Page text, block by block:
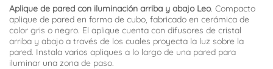
Aplique de pared con iluminación arriba y abajo Leo. Compacto
aplique de pared en forma de cubo, fabricado en cerámica de
color gris o negro. El aplique cuenta con difusores de cristal
arriba y abajo a través de los cuales proyecta la luz sobre la
pared. Instala varios apliques a lo largo de una pared para
iluminar una zona de paso.